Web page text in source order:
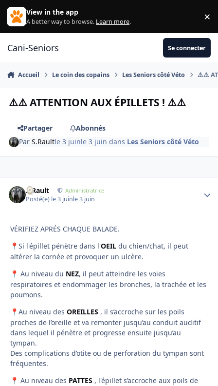
Aller au contenu
View in the app
A better way to browse. Learn more. ×
Cani-Seniors Se connecter
Accueil Le coin des copains Les Seniors côté Véto ⚠️⚠️
⚠️⚠️ ATTENTION AUX ÉPILLETS ! ⚠️⚠️
Partager
Abonnés
ParS.Raultle 3 juinle 3 juin dans Les Seniors côté Véto
S.Rault Administratrice
Posté(e) le 3 juinle 3 juin
VÉRIFIEZ APRÉS CHAQUE BALADE.
📍 Si l'épillet pénètre dans l'OEIL du chien/chat, il peut
altérer la cornée et provoquer un ulcère.
📍 Au niveau du NEZ, il peut atteindre les voies
respiratoires et endommager les bronches, la trachée et les
poumons.
📍 Au niveau des OREILLES , il s’accroche sur les poils
proches de l’oreille et va remonter jusqu’au conduit auditif
dans lequel il pénètre et progresse ensuite jusqu’au
tympan.
Des complications d’otite ou de perforation du tympan sont
fréquentes.
📍 Au niveau des PATTES , l'épillet s’accroche aux poils de